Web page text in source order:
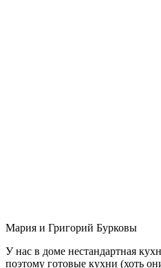
Мария и Григорий Бурковы
У нас в доме нестандартная
поэтому готовые кухни (хоть